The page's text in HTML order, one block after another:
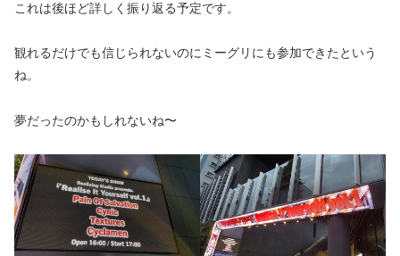
これは後ほど詳しく振り返る予定です。
観れるだけでも信じられないのにミーグリにも参加できたという
ね。
夢だったのかもしれないね〜